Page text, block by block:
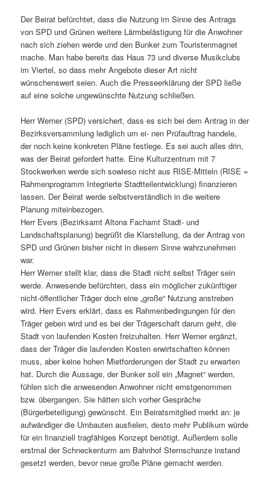
Der Beirat befürchtet, dass die Nutzung im Sinne des Antrags
von SPD und Grünen weitere Lärmbelästigung für die Anwohner
nach sich ziehen werde und den Bunker zum Touristenmagnet
mache. Man habe bereits das Haus 73 und diverse Musikclubs
im Viertel, so dass mehr Angebote dieser Art nicht
wünschenswert seien. Auch die Presseerklärung der SPD ließe
auf eine solche ungewünschte Nutzung schließen.
Herr Werner (SPD) versichert, dass es sich bei dem Antrag in der
Bezirksversammlung lediglich um ei- nen Prüfauftrag handele,
der noch keine konkreten Pläne festlege. Es sei auch alles drin,
was der Beirat gefordert hatte. Eine Kulturzentrum mit 7
Stockwerken werde sich sowieso nicht aus RISE-Mitteln (RISE =
Rahmenprogramm Integrierte Stadtteilentwicklung) finanzieren
lassen. Der Beirat werde selbstverständlich in die weitere
Planung miteinbezogen.
Herr Evers (Bezirksamt Altona Fachamt Stadt- und
Landschaftsplanung) begrüßt die Klarstellung, da der Antrag von
SPD und Grünen bisher nicht in diesem Sinne wahrzunehmen
war.
Herr Werner stellt klar, dass die Stadt nicht selbst Träger sein
werde. Anwesende befürchten, dass ein möglicher zukünftiger
nicht-öffentlicher Träger doch eine „große“ Nutzung anstreben
wird. Herr Evers erklärt, dass es Rahmenbedingungen für den
Träger geben wird und es bei der Trägerschaft darum geht, die
Stadt von laufenden Kosten freizuhalten. Herr Werner ergänzt,
dass der Träger die laufenden Kosten erwirtschaften können
muss, aber keine hohen Mietforderungen der Stadt zu erwarten
hat. Durch die Aussage, der Bunker soll ein „Magnet“ werden,
fühlen sich die anwesenden Anwohner nicht ernstgenommen
bzw. übergangen. Sie hätten sich vorher Gespräche
(Bürgerbeteiligung) gewünscht. Ein Beiratsmitglied merkt an: je
aufwändiger die Umbauten ausfielen, desto mehr Publikum würde
für ein finanziell tragfähiges Konzept benötigt. Außerdem solle
erstmal der Schneckenturm am Bahnhof Sternschanze instand
gesetzt werden, bevor neue große Pläne gemacht werden.